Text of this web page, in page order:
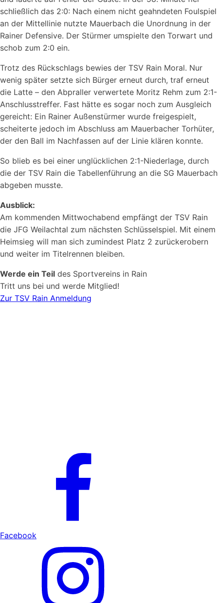
schließlich das 2:0: Nach einem nicht geahndeten Foulspiel
an der Mittellinie nutzte Mauerbach die Unordnung in der
Rainer Defensive. Der Stürmer umspielte den Torwart und
schob zum 2:0 ein.
Trotz des Rückschlags bewies der TSV Rain Moral. Nur
wenig später setzte sich Bürger erneut durch, traf erneut
die Latte – den Abpraller verwertete Moritz Rehm zum 2:1-
Anschlusstreffer. Fast hätte es sogar noch zum Ausgleich
gereicht: Ein Rainer Außenstürmer wurde freigespielt,
scheiterte jedoch im Abschluss am Mauerbacher Torhüter,
der den Ball im Nachfassen auf der Linie klären konnte.
So blieb es bei einer unglücklichen 2:1-Niederlage, durch
die der TSV Rain die Tabellenführung an die SG Mauerbach
abgeben musste.
Ausblick:
Am kommenden Mittwochabend empfängt der TSV Rain
die JFG Weilachtal zum nächsten Schlüsselspiel. Mit einem
Heimsieg will man sich zumindest Platz 2 zurückerobern
und weiter im Titelrennen bleiben.
Werde ein Teil des Sportvereins in Rain
Tritt uns bei und werde Mitglied!
Zur TSV Rain Anmeldung
Facebook